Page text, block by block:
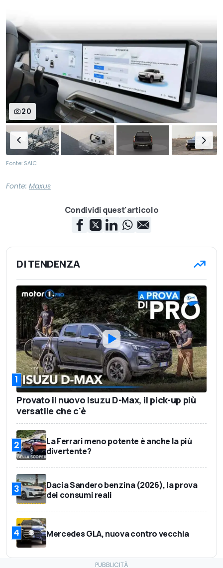
20
Fonte: SAIC
Fonte: Maxus
Condividi quest'articolo
DI TENDENZA
1
Provato il nuovo Isuzu D-Max, il pick-up più
versatile che c'è
2
La Ferrari meno potente è anche la più
divertente?
3
Dacia Sandero benzina (2026), la prova
dei consumi reali
4 Mercedes GLA, nuova contro vecchia